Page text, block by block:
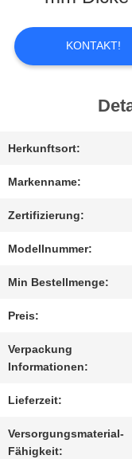
ÜBER
UNS
AUSFLUG
TRETEN
SIE
UNS
IN
KONTAKT!
Herkunftsort:
Markenname:
Zertifizierung:
Modellnummer:
Min Bestellmenge:
Preis:
Verpackung
Informationen:
Lieferzeit:
Versorgungsmaterial-
Fähigkeit: